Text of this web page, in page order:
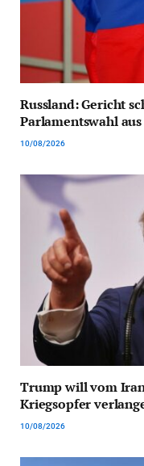
Russland: Gericht
Parlamentswahl aus
10/08/2026
Trump will vom
Kriegsopfer
10/08/2026